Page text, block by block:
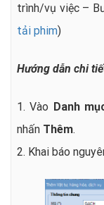
trình/vụ việc –
tải phim)
Hướng dẫn chi
1. Vào Danh
nhấn Thêm.
2. Khai báo